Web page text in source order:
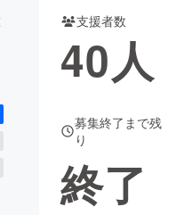
支援者数
40人
募集終了まで残
り
終了